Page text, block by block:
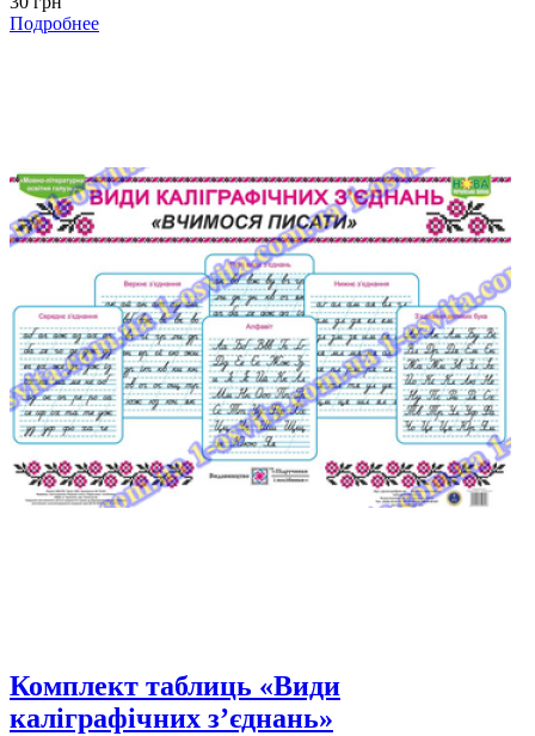
Подробнее
Комплект таблиць «Види
каліграфічних з’єднань»